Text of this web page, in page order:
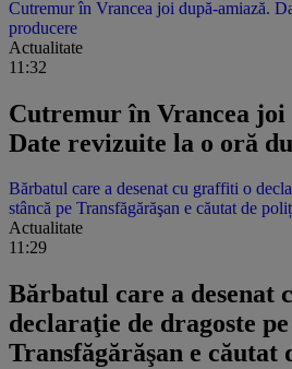
Cutremur în Vrancea joi după-amiază.
producere
Actualitate
11:32
Cutremur în Vrancea joi
Date revizuite la o oră
Bărbatul care a desenat cu graffiti o
stâncă pe Transfăgărăşan e căutat de
Actualitate
11:29
Bărbatul care a desenat
declaraţie de dragoste
Transfăgărăşan e căutat